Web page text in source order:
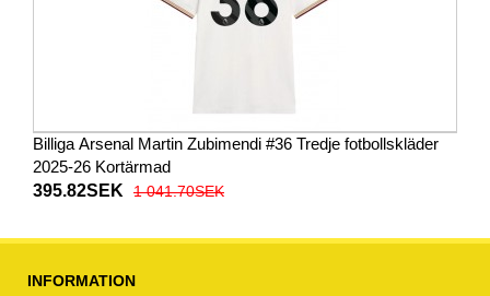
Billiga Arsenal Martin Zubimendi #36 Tredje fotbollskläder
2025-26 Kortärmad
395.82SEK
1 041.70SEK
INFORMATION